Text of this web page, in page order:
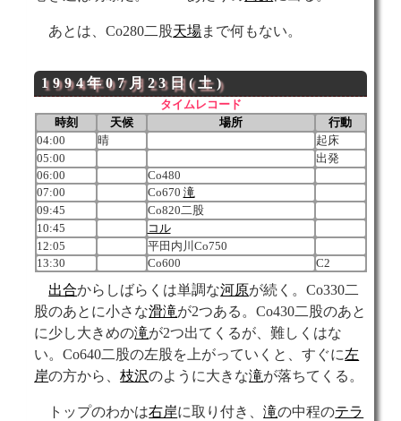
あとは、Co280二股天場まで何もない。
1994年07月23日(土)
タイムレコード
時刻
天候 場所
行動
04:00
晴
起床
05:00
出発
06:00
Co480
07:00
Co670 滝
09:45
Co820二股
10:45
コル
12:05
平田内川Co750
13:30
Co600 C2
出合からしばらくは単調な河原が続く。Co330二
股のあとに小さな滑滝が2つある。Co430二股のあと
に少し大きめの滝が2つ出てくるが、難しくはな
い。Co640二股の左股を上がっていくと、すぐに左
岸の方から、枝沢のように大きな滝が落ちてくる。
トップのわかは右岸に取り付き、滝の中程のテラ